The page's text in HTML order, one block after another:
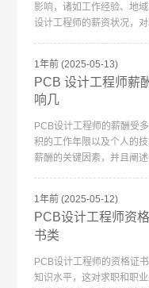
影响，诸如工作经验、地
设计工程师的薪资状况，对
1年前(2025-05-13)
PCB 设计工程师薪
响几
PCB设计工程师的薪酬受
积的工作年限以及个人的
薪酬的关键因素，并且阐
1年前(2025-05-12)
PCB设计工程师资
书类
PCB设计工程师的资格证
知识水平，这对求职和职